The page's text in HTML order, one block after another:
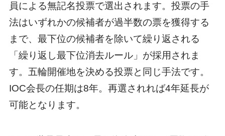
員による無記名投票で選出されます。投票の手
法はいずれかの候補者が過半数の票を獲得する
まで、最下位の候補者を除いて繰り返される
「繰り返し最下位消去ルール」が採用されま
す。五輪開催地を決める投票と同じ手法です。
IOC会長の任期は8年。再選されれば4年延長が
可能となります。